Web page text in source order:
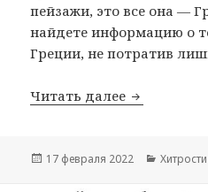
пейзажи, это все она —
найдете информацию о
Греции, не потратив
Читать далее Хитрости
Опубликовано
17 февраля 2022 Рубрики
Хитрости